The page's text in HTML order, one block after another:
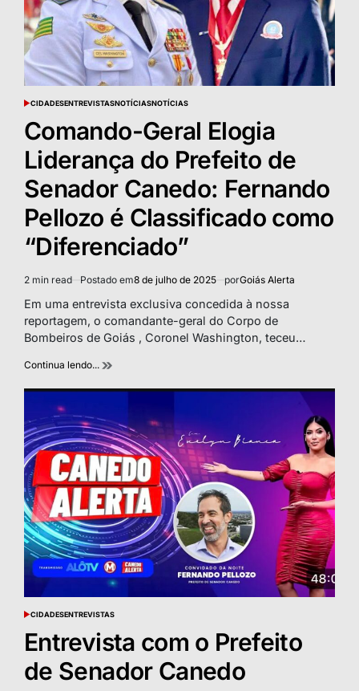
POSTED
CIDADESENTREVISTASNOTÍCIASNOTÍCIAS
Comando-Geral Elogia
Liderança do Prefeito de
Senador Canedo: Fernando
Pellozo é Classificado como
“Diferenciado”
Estimated
read
2 min read Postado em8 de julho de 2025 porGoiás Alerta
Em uma entrevista exclusiva concedida à nossa
reportagem, o comandante-geral do Corpo de
Bombeiros de Goiás , Coronel Washington, teceu…
Continua lendo...
POSTED
CIDADESENTREVISTAS
Entrevista com o Prefeito
de Senador Canedo